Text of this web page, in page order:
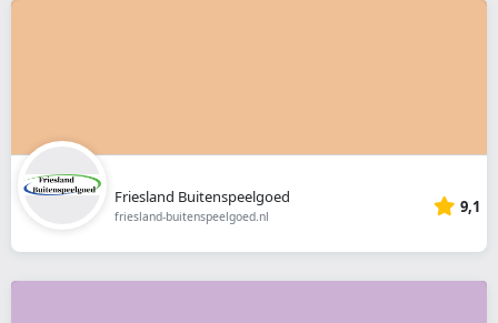
Friesland Buitenspeelgoed
friesland-buitenspeelgoed.nl 9,1